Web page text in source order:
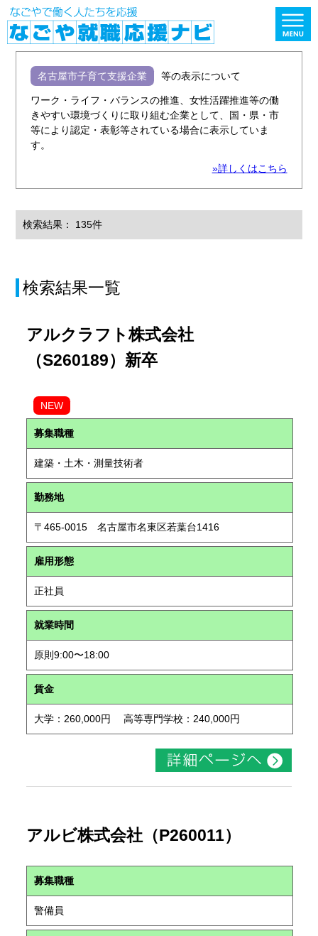
名古屋市子育て支援企業 等の表示について
ワーク・ライフ・バランスの推進、女性活躍推進等の働
きやすい環境づくりに取り組む企業として、国・県・市
等により認定・表彰等されている場合に表示していま
す。
»詳しくはこちら
検索結果： 135件
検索結果一覧
アルクラフト株式会社
（S260189）新卒
NEW
募集職種
建築・土木・測量技術者
勤務地
〒465-0015 名古屋市名東区若葉台1416
雇用形態
正社員
就業時間
原則9:00〜18:00
賃金
大学：260,000円 高等専門学校：240,000円
アルビ株式会社（P260011）
募集職種
警備員